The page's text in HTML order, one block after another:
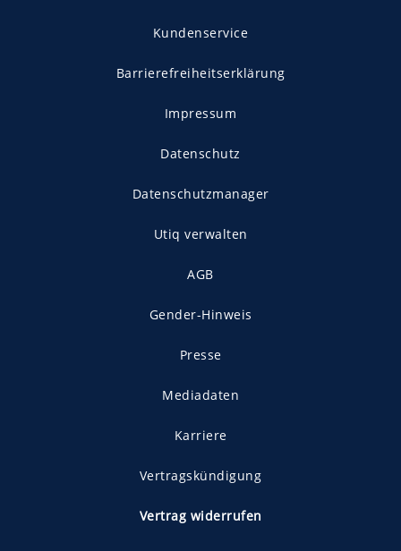
Kundenservice
Barrierefreiheitserklärung
Impressum
Datenschutz
Datenschutzmanager
Utiq verwalten
AGB
Gender-Hinweis
Presse
Mediadaten
Karriere
Vertragskündigung
Vertrag widerrufen